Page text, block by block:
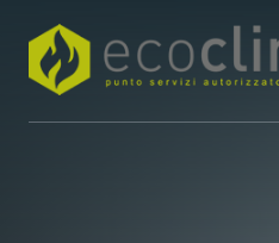
contenuto